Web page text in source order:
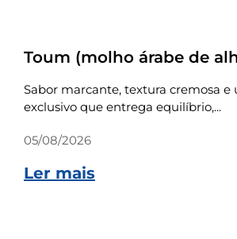
Toum (molho árabe de
Sabor marcante, textura cremosa e
exclusivo que entrega equilíbrio,...
05/08/2026
Ler mais